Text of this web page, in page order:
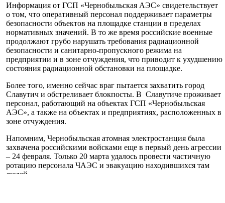
Информация от ГСП «Чернобыльская АЭС» свидетельствует
о том, что оперативный персонал поддерживает параметры
безопасности объектов на площадке станции в пределах
нормативных значений. В то же время российские военные
продолжают грубо нарушать требования радиационной
безопасности и санитарно-пропускного режима на
предприятии и в зоне отчуждения, что приводит к ухудшению
состояния радиационной обстановки на площадке.
Более того, именно сейчас враг пытается захватить город
Славутич и обстреливает блокпосты. В Славутиче проживает
персонал, работающий на объектах ГСП «Чернобыльская
АЭС», а также на объектах и ​​предприятиях, расположенных в
зоне отчуждения.
Напомним, Чернобыльская атомная электростанция была
захвачена российскими войсками еще в первый день агрессии
– 24 февраля. Только 20 марта удалось провести частичную
ротацию персонала ЧАЭС и эвакуацию находившихся там
людей.